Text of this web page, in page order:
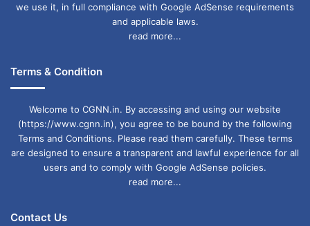
we use it, in full compliance with Google AdSense requirements
and applicable laws.
read more...
Terms & Condition
Welcome to CGNN.in. By accessing and using our website
(https://www.cgnn.in), you agree to be bound by the following
Terms and Conditions. Please read them carefully. These terms
are designed to ensure a transparent and lawful experience for all
users and to comply with Google AdSense policies.
read more...
Contact Us